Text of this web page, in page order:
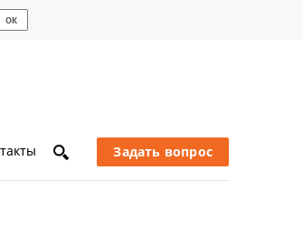
ОК
Задать вопрос